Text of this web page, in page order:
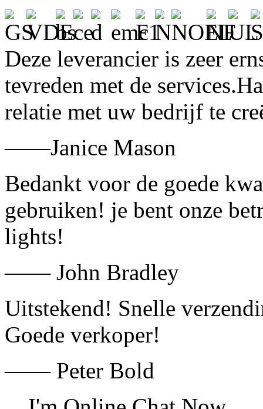
Deze leverancier is zeer
tevreden met de
relatie met uw bedrijf te
——Janice Mason
Bedankt voor de goede
gebruiken! je bent onze
lights!
—— John Bradley
Uitstekend! Snelle
Goede verkoper!
—— Peter Bold